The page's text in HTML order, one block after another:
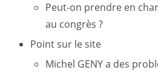
Peut-on prendre en
au congrès ?
Point sur le site
Michel GENY a des